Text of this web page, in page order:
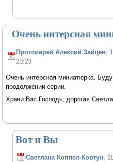
Очень интерсная
Протоиерей Алексий Зайцев ,
23:23
Очень интерсная миниатюрка.
продолжении серии.
Храни Вас Господь, дорогая
Вот и Вы
Светлана Коппел-Ковтун,